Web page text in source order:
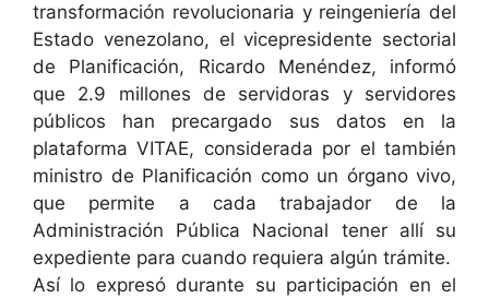
transformación revolucionaria y reingeniería del
Estado venezolano, el vicepresidente sectorial
de Planificación, Ricardo Menéndez, informó
que 2.9 millones de servidoras y servidores
públicos han precargado sus datos en la
plataforma VITAE, considerada por el también
ministro de Planificación como un órgano vivo,
que permite a cada trabajador de la
Administración Pública Nacional tener allí su
expediente para cuando requiera algún trámite.
Así lo expresó durante su participación en el